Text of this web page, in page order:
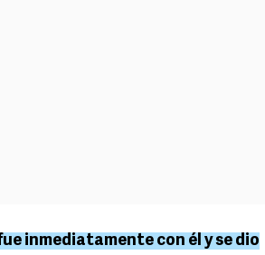
inmediatamente con él y se dio